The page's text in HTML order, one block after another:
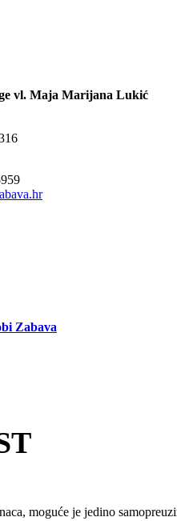
vl. Maja Marijana Lukić
Zabava
moguće je jedino